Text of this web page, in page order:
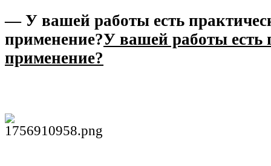
— У вашей работы есть
применение?У вашей работы есть
применение?